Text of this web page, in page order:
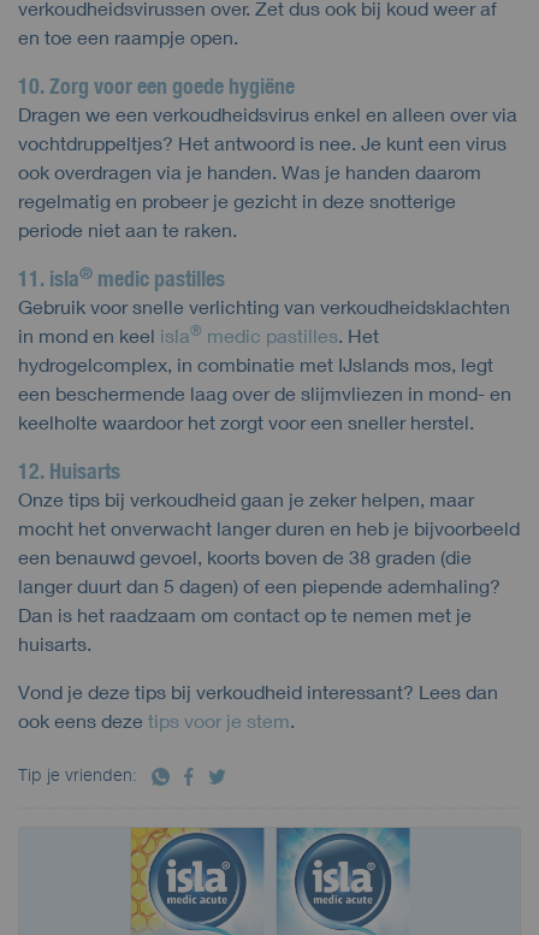
verkoudheidsvirussen over. Zet dus ook bij koud weer af
en toe een raampje open.
10. Zorg voor een goede hygiëne
Dragen we een verkoudheidsvirus enkel en alleen over via
vochtdruppeltjes? Het antwoord is nee. Je kunt een virus
ook overdragen via je handen. Was je handen daarom
regelmatig en probeer je gezicht in deze snotterige
periode niet aan te raken.
11. isla® medic pastilles
Gebruik voor snelle verlichting van verkoudheidsklachten
in mond en keel isla® medic pastilles. Het
hydrogelcomplex, in combinatie met IJslands mos, legt
een beschermende laag over de slijmvliezen in mond- en
keelholte waardoor het zorgt voor een sneller herstel.
12. Huisarts
Onze tips bij verkoudheid gaan je zeker helpen, maar
mocht het onverwacht langer duren en heb je bijvoorbeeld
een benauwd gevoel, koorts boven de 38 graden (die
langer duurt dan 5 dagen) of een piepende ademhaling?
Dan is het raadzaam om contact op te nemen met je
huisarts.
Vond je deze tips bij verkoudheid interessant? Lees dan
ook eens deze tips voor je stem.
Tip je vrienden: